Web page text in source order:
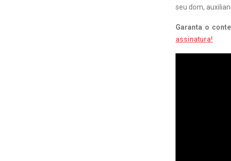
seu dom,
Garanta o
assinatura!